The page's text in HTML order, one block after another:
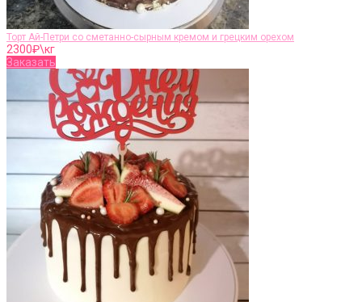
Торт Ай-Петри со сметанно-сырным кремом и грецким орехом
2300₽\кг
Заказать